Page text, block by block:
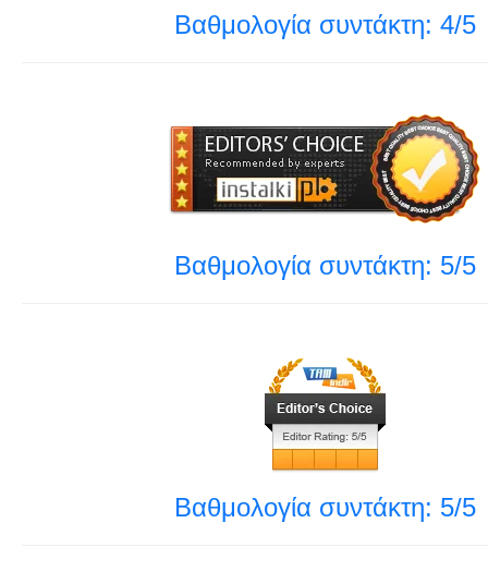
Βαθμολογία συντάκτη: 4/5
Βαθμολογία συντάκτη: 5/5
Βαθμολογία συντάκτη: 5/5